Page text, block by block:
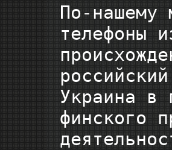
По-нашему
телефоны
Украина в
финского